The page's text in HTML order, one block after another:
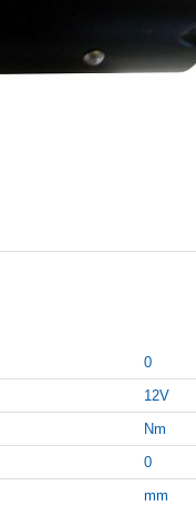
0
12V
Nm
0
mm